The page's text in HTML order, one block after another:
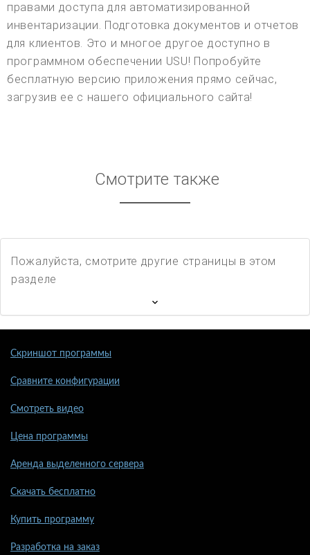
правами доступа для автоматизированной
инвентаризации. Подготовка документов и отчетов
для клиентов. Это и многое другое доступно в
программном обеспечении USU! Попробуйте
бесплатную версию приложения прямо сейчас,
загрузив ее с нашего официального сайта!
Смотрите также
Пожалуйста, смотрите другие страницы в этом
разделе
Скриншот программы
Сравните конфигурации
Смотреть видео
Цена программы
Аренда выделенного сервера
Скачать бесплатно
Купить программу
Разработка на заказ